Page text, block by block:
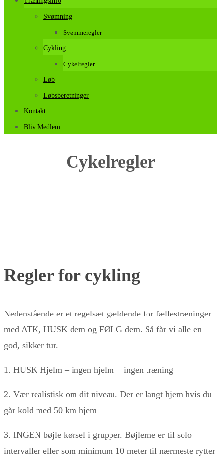
Svømning
Svømmeregler
Cykling
Cykelregler
Løb
Løbsberetninger
Kontakt
Bliv Medlem
Cykelregler
Regler for cykling
Nedenstående er et regelsæt gældende for fællestræninger
med ATK, HUSK dem og FØLG dem. Så får vi alle en
god, sikker tur.
1. HUSK Hjelm – ingen hjelm = ingen træning
2. Vær realistisk om dit niveau. Der er langt hjem hvis du
går kold med 50 km hjem
3. INGEN bøjle kørsel i grupper. Bøjlerne er til solo
intervaller eller som minimum 10 meter til nærmeste rytter